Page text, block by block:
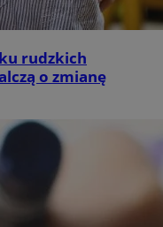
rudzkich
o zmianę